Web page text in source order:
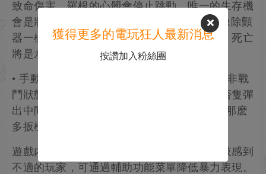
致命傷害，羅根的心髒會停止跳動。唯一的生存機
會是將剩餘的“狂怒”轉化為腎上腺素衝擊，像除顫
器一樣重啟心髒。如果狂怒值為零且受重傷，死亡
將是永久的。
• 手動出爪：開發組特意設計了“出爪按鈕”，非戰
鬥狀態下玩家可手動彈出利爪。當被問及能否隻彈
出中間那根爪時，創意總監笑稱：“搖桿沒有那麽
多扳機鍵。”
遊戲內置血腥度調節選項。對過量血液和斷肢感到
不適的玩家，可通過輔助功能菜單降低暴力表現。
獲得更多的電玩狂人最新消息
按讚加入粉絲團